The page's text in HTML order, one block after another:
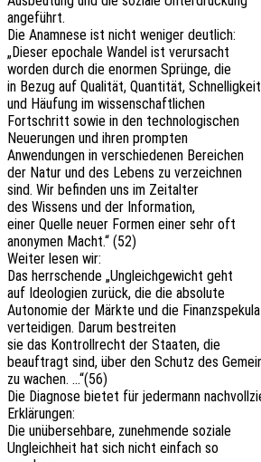
angeführt.
Die Anamne­se ist nicht weni­ger deutlich:
„Dieser epocha­le Wandel ist verursacht
worden durch die enor­men Sprün­ge, die
in Bezug auf Quali­tät, Quan­ti­tät, Schnelligkeit
und Häufung im wissenschaftlichen
Fort­schritt sowie in den technologischen
Neue­run­gen und ihren prompten
Anwen­dun­gen in verschie­de­nen Bereichen
der Natur und des Lebens zu verzeichnen
sind. Wir befin­den uns im Zeitalter
des Wissens und der Information,
einer Quelle neuer Formen einer sehr oft
anony­men Macht.“ (52)
Weiter lesen wir:
Das herr­schen­de „Ungleich­ge­wicht geht
auf Ideo­lo­gien zurück, die die absolute
Auto­no­mie der Märkte und die
vertei­di­gen. Darum bestreiten
sie das Kontroll­recht der Staa­ten, die
beauf­tragt sind, über den Schutz des
zu wachen. …“(56)
Die Diagno­se bietet für jeder­mann
Erklärungen:
Die unüber­seh­ba­re, zuneh­men­de soziale
Ungleich­heit hat sich nicht einfach so